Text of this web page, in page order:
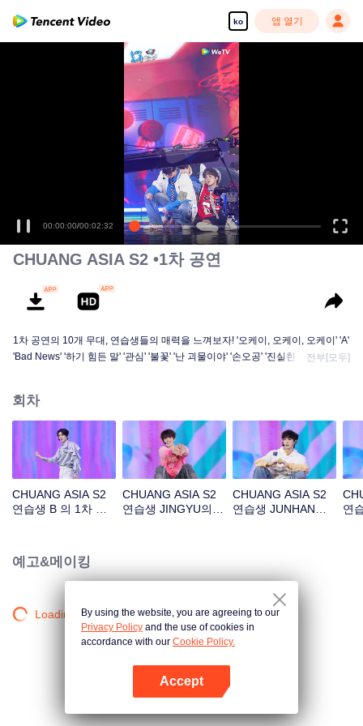
ko 앱 열기
00:00:00/00:02:32
CHUANG ASIA S2 •1차 공연
1차 공연의 10개 무대, 연습생들의 매력을 느껴보자! '오케이, 오케이, 오케이' 'A'
'Bad News' '하기 힘든 말' '관심' '불꽃' '난 괴물이야' '손오공' '진실한 사랑' '달빛
전부[모두]
회차
CHUANG ASIA S2
연습생 B 의 1차 공
CHUANG ASIA S2
연습생 JINGYU의 1
CHUANG ASIA S2
연습생 JUNHAN의 1
연
예고&메이킹
Loading…By using the website, you are agreeing to our
Privacy Policy and the use of cookies in
accordance with our Cookie Policy.
Accept